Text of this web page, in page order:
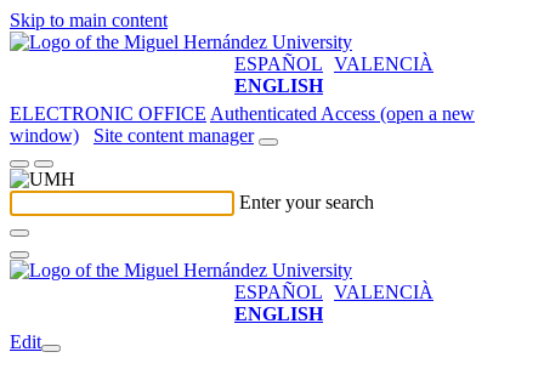
Skip to main content
ESPAÑOL VALENCIÀ
ENGLISH
ELECTRONIC OFFICE Authenticated Access (open a new
window)
Site content manager
Enter your search
ESPAÑOL VALENCIÀ
ENGLISH
Edit